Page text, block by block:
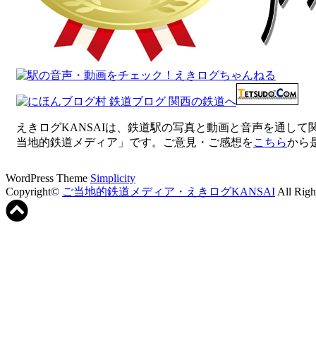
えきログKANSAIは、鉄道駅の写真と動画と音声を通して
当地的鉄道メディア」です。ご意見・ご感想をこちらから
WordPress Theme Simplicity
Copyright© ご当地的鉄道メディア・えきログKANSAI All